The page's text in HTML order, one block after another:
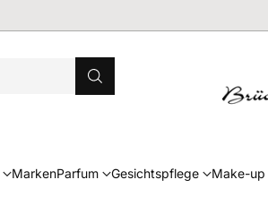
MarkenParfum Gesichtspflege Make-up